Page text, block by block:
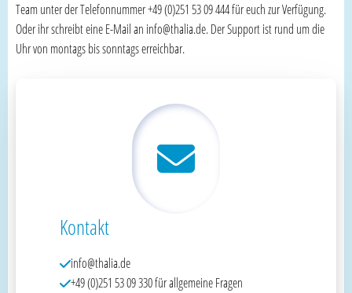
Team unter der Telefonnummer +49 (0)251 53 09 444 für euch zur Verfügung.
Oder ihr schreibt eine E-Mail an info@thalia.de. Der Support ist rund um die
Uhr von montags bis sonntags erreichbar.
Kontakt
info@thalia.de
+49 (0)251 53 09 330 für allgemeine Fragen